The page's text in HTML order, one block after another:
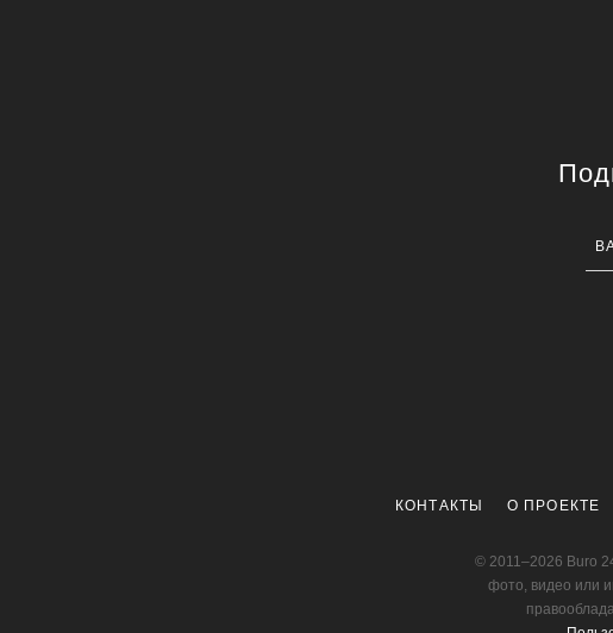
КОНТАКТЫ О ПРОЕКТЕ
© 2011–2026 Buro
фото, видео или